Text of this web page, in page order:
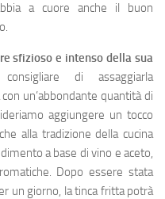
a cuore anche il buon
sfizioso e intenso della sua
di assaggiarla
un’abbondante quantità di
aggiungere un tocco
alla tradizione della cucina
a base di vino e aceto,
Dopo essere stata
un giorno, la tinca fritta potrà